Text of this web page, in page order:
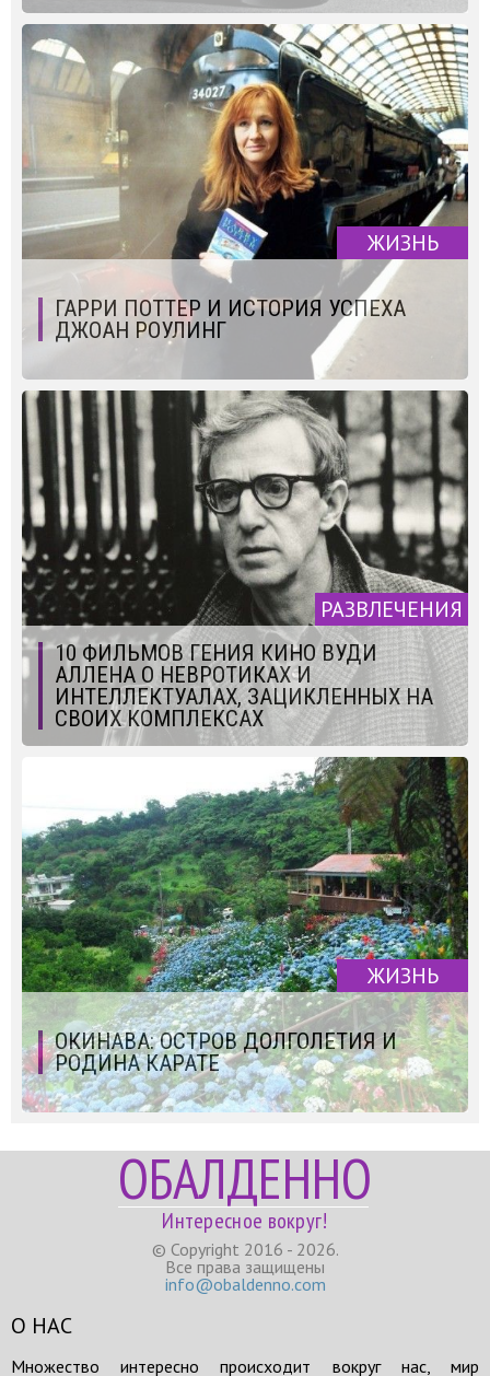
ЖИЗНЬ
ГАРРИ ПОТТЕР И ИСТОРИЯ УСПЕХА
ДЖОАН РОУЛИНГ
РАЗВЛЕЧЕНИЯ
10 ФИЛЬМОВ ГЕНИЯ КИНО ВУДИ
АЛЛЕНА О НЕВРОТИКАХ И
ИНТЕЛЛЕКТУАЛАХ, ЗАЦИКЛЕННЫХ НА
СВОИХ КОМПЛЕКСАХ
ЖИЗНЬ
ОКИНАВА: ОСТРОВ ДОЛГОЛЕТИЯ И
РОДИНА КАРАТЕ
ОБАЛДЕННО
Интересное вокруг!
© Copyright 2016 - 2026.
Все права защищены
info@obaldenno.com
О НАС
Множество интересно происходит вокруг нас, мир